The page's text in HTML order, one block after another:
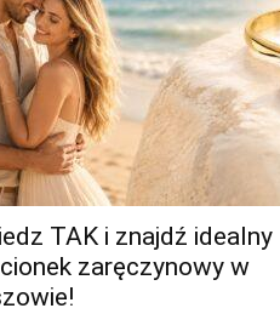
TAK i znajdź idealny
zaręczynowy w